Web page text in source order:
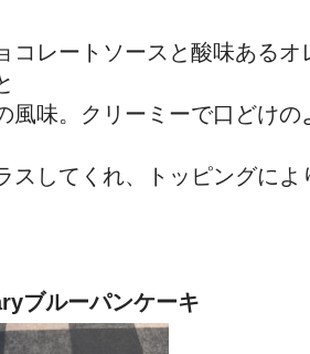
コレートソースと酸味ある
風味。クリーミーで口どけ
スしてくれ、トッピングに
ブルーパンケーキ